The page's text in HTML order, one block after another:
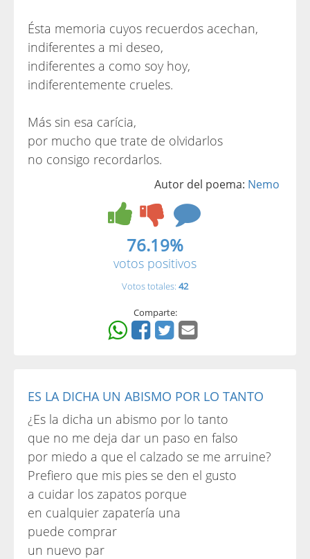
Ésta memoria cuyos recuerdos acechan,
indiferentes a mi deseo,
indiferentes a como soy hoy,
indiferentemente crueles.
Más sin esa carícia,
por mucho que trate de olvidarlos
no consigo recordarlos.
Autor del poema: Nemo
76.19%
votos positivos
Votos totales: 42
Comparte:
ES LA DICHA UN ABISMO POR LO TANTO
¿Es la dicha un abismo por lo tanto
que no me deja dar un paso en falso
por miedo a que el calzado se me arruine?
Prefiero que mis pies se den el gusto
a cuidar los zapatos porque
en cualquier zapatería una
puede comprar
un nuevo par